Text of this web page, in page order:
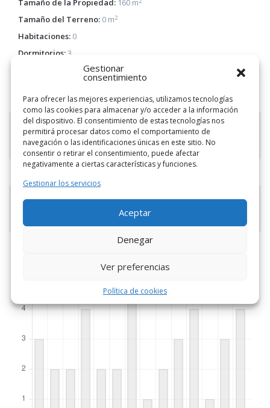
Gestionar
consentimiento
Para ofrecer las mejores experiencias, utilizamos tecnologías
como las cookies para almacenar y/o acceder a la información
del dispositivo. El consentimiento de estas tecnologías nos
permitirá procesar datos como el comportamiento de
navegación o las identificaciones únicas en este sitio. No
consentir o retirar el consentimiento, puede afectar
negativamente a ciertas características y funciones.
Gestionar los servicios
Aceptar
Denegar
Ver preferencias
Política de cookies
Tamaño de la Propiedad: 160 m
Tamaño del Terreno: 0 m2
Habitaciones: 0
Dormitorios:3
Características
Visitas a la página Estadísticas